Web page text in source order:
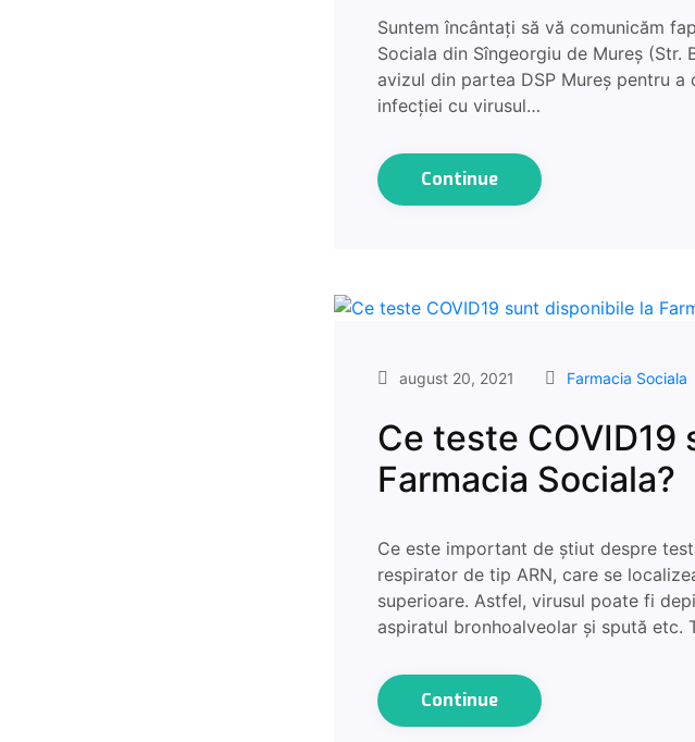
Suntem încântați să vă comunicăm
Sociala din Sîngeorgiu de Mureș (Str.
avizul din partea DSP Mureș pentru a
infecției cu virusul…
Continue
august 20, 2021 Farmacia Sociala
Ce teste
Farmacia Sociala?
Ce este important de știut despre
respirator de tip ARN, care se
superioare. Astfel, virusul poate fi
aspiratul bronhoalveolar și spută etc.
Continue